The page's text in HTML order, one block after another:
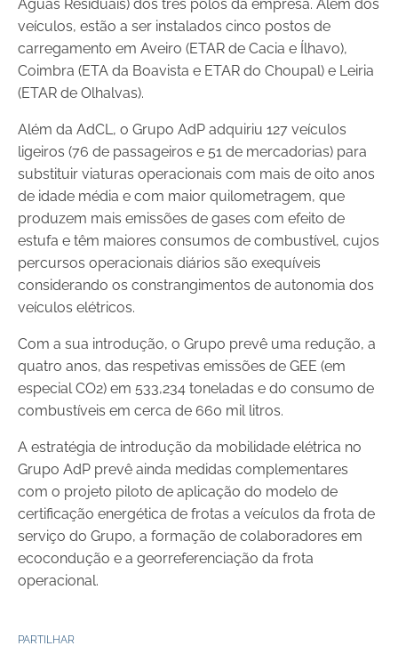
Águas Residuais) dos três polos da empresa. Além dos
veículos, estão a ser instalados cinco postos de
carregamento em Aveiro (ETAR de Cacia e Ílhavo),
Coimbra (ETA da Boavista e ETAR do Choupal) e Leiria
(ETAR de Olhalvas).
Além da AdCL, o Grupo AdP adquiriu 127 veículos
ligeiros (76 de passageiros e 51 de mercadorias) para
substituir viaturas operacionais com mais de oito anos
de idade média e com maior quilometragem, que
produzem mais emissões de gases com efeito de
estufa e têm maiores consumos de combustível, cujos
percursos operacionais diários são exequíveis
considerando os constrangimentos de autonomia dos
veículos elétricos.
Com a sua introdução, o Grupo prevê uma redução, a
quatro anos, das respetivas emissões de GEE (em
especial CO2) em 533,234 toneladas e do consumo de
combustíveis em cerca de 660 mil litros.
A estratégia de introdução da mobilidade elétrica no
Grupo AdP prevê ainda medidas complementares
com o projeto piloto de aplicação do modelo de
certificação energética de frotas a veículos da frota de
serviço do Grupo, a formação de colaboradores em
ecocondução e a georreferenciação da frota
operacional.
PARTILHAR